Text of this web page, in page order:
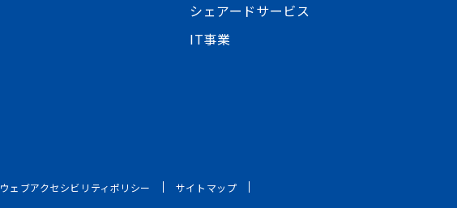
シェアードサービス
IT事業
ウェブアクセシビリティポリシー サイトマップ